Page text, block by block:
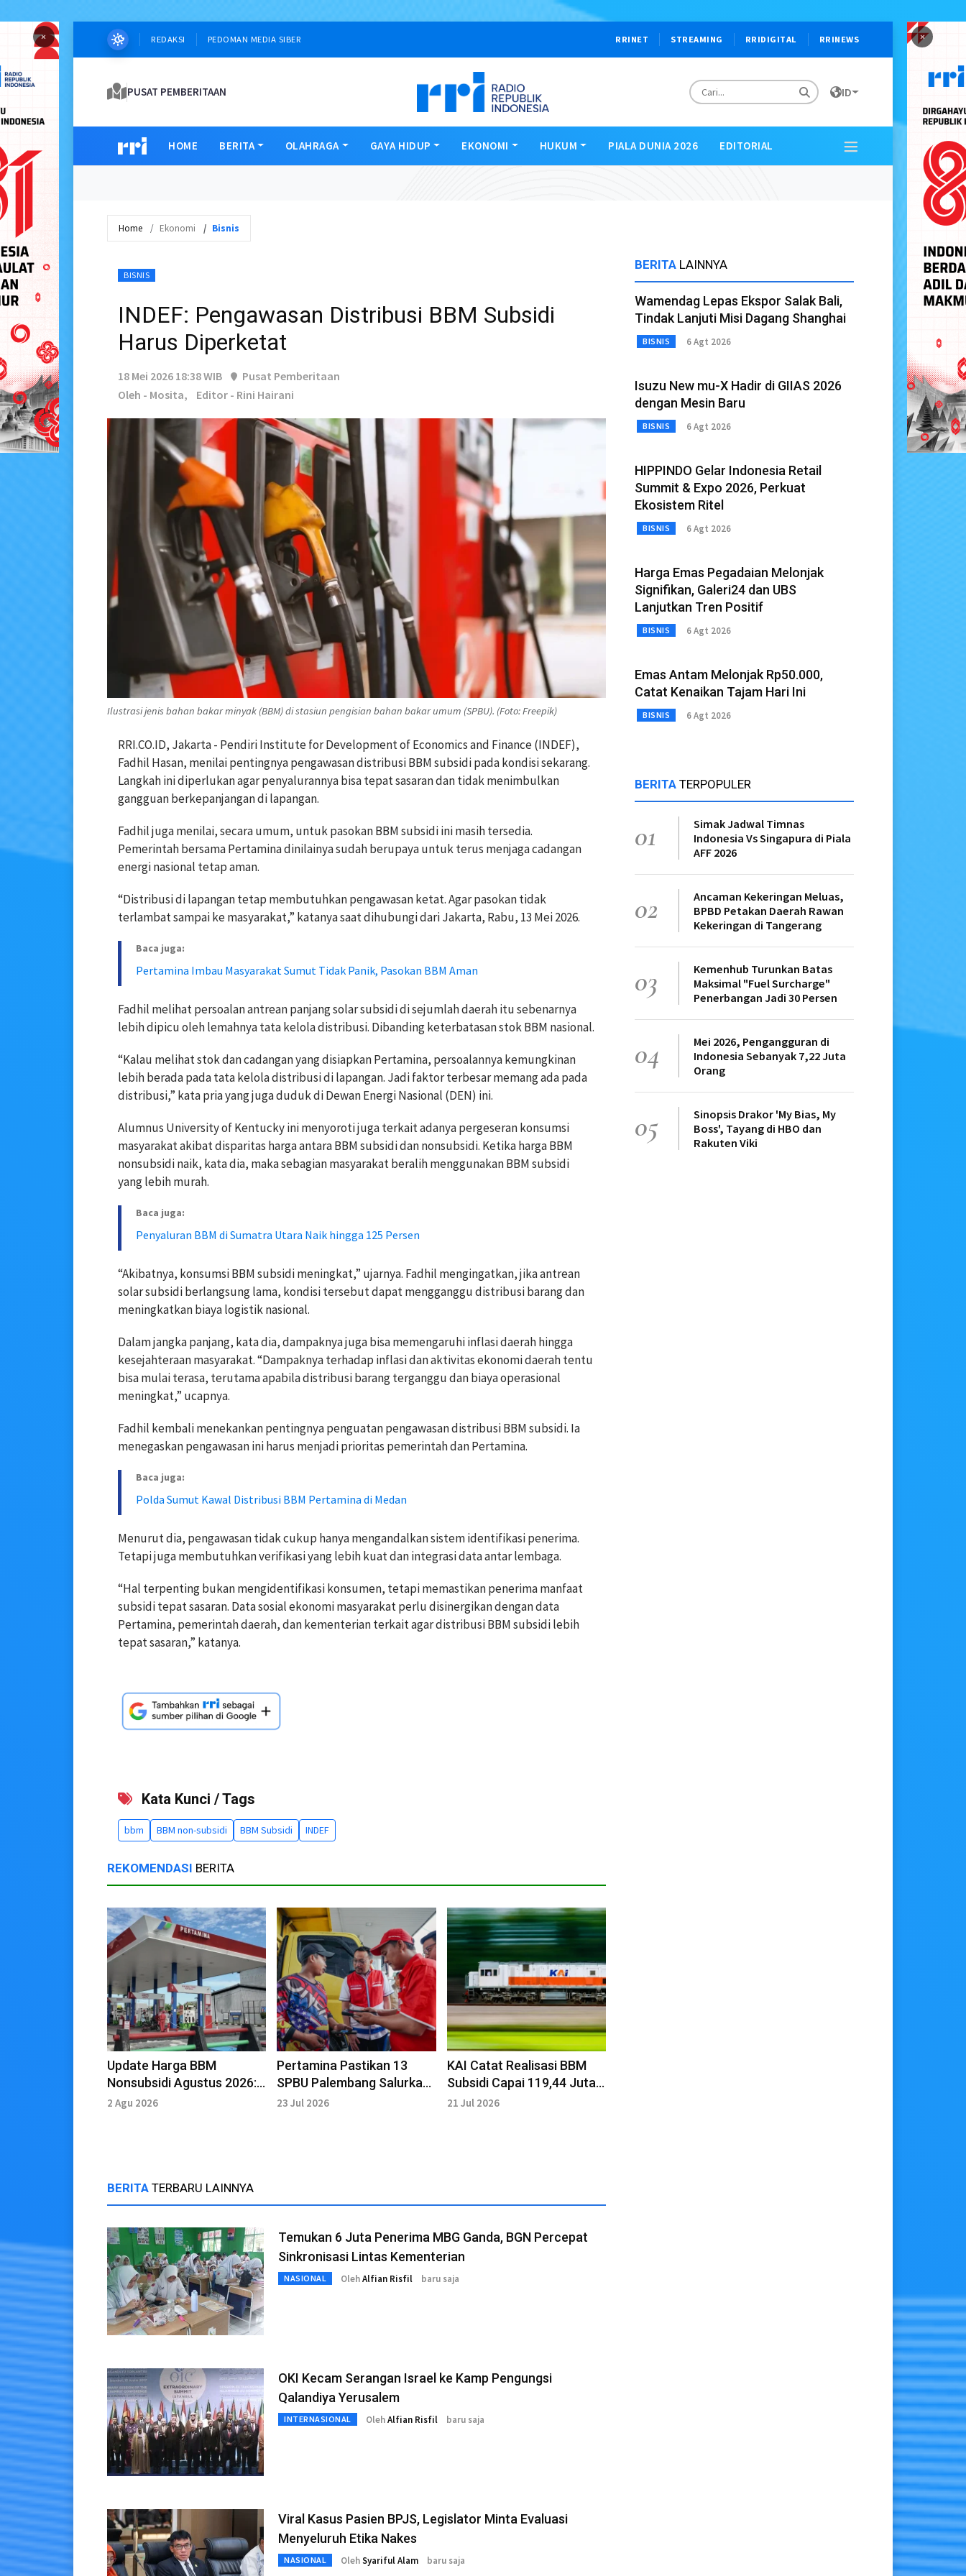
× ×
REDAKSI PEDOMAN MEDIA SIBER RRINET STREAMING RRIDIGITAL RRINEWS
PUSAT PEMBERITAAN ID
HOME BERITA OLAHRAGA GAYA HIDUP EKONOMI HUKUM PIALA DUNIA 2026 EDITORIAL
Home Ekonomi Bisnis
BISNIS
INDEF: Pengawasan Distribusi BBM Subsidi
Harus Diperketat
18 Mei 2026 18:38 WIB
Pusat Pemberitaan
Oleh - Mosita,
Editor - Rini Hairani
Ilustrasi jenis bahan bakar minyak (BBM) di stasiun pengisian bahan bakar umum (SPBU). (Foto: Freepik)
RRI.CO.ID, Jakarta - Pendiri Institute for Development of Economics and Finance (INDEF),
Fadhil Hasan, menilai pentingnya pengawasan distribusi BBM subsidi pada kondisi sekarang.
Langkah ini diperlukan agar penyalurannya bisa tepat sasaran dan tidak menimbulkan
gangguan berkepanjangan di lapangan.
Fadhil juga menilai, secara umum, untuk pasokan BBM subsidi ini masih tersedia.
Pemerintah bersama Pertamina dinilainya sudah berupaya untuk terus menjaga cadangan
energi nasional tetap aman.
“Distribusi di lapangan tetap membutuhkan pengawasan ketat. Agar pasokan tidak
terlambat sampai ke masyarakat,” katanya saat dihubungi dari Jakarta, Rabu, 13 Mei 2026.
Baca juga:
Pertamina Imbau Masyarakat Sumut Tidak Panik, Pasokan BBM Aman
Fadhil melihat persoalan antrean panjang solar subsidi di sejumlah daerah itu sebenarnya
lebih dipicu oleh lemahnya tata kelola distribusi. Dibanding keterbatasan stok BBM nasional.
“Kalau melihat stok dan cadangan yang disiapkan Pertamina, persoalannya kemungkinan
lebih berada pada tata kelola distribusi di lapangan. Jadi faktor terbesar memang ada pada
distribusi,” kata pria yang juga duduk di Dewan Energi Nasional (DEN) ini.
Alumnus University of Kentucky ini menyoroti juga terkait adanya pergeseran konsumsi
masyarakat akibat disparitas harga antara BBM subsidi dan nonsubsidi. Ketika harga BBM
nonsubsidi naik, kata dia, maka sebagian masyarakat beralih menggunakan BBM subsidi
yang lebih murah.
Baca juga:
Penyaluran BBM di Sumatra Utara Naik hingga 125 Persen
“Akibatnya, konsumsi BBM subsidi meningkat,” ujarnya. Fadhil mengingatkan, jika antrean
solar subsidi berlangsung lama, kondisi tersebut dapat mengganggu distribusi barang dan
meningkatkan biaya logistik nasional.
Dalam jangka panjang, kata dia, dampaknya juga bisa memengaruhi inflasi daerah hingga
kesejahteraan masyarakat. “Dampaknya terhadap inflasi dan aktivitas ekonomi daerah tentu
bisa mulai terasa, terutama apabila distribusi barang terganggu dan biaya operasional
meningkat,” ucapnya.
Fadhil kembali menekankan pentingnya penguatan pengawasan distribusi BBM subsidi. Ia
menegaskan pengawasan ini harus menjadi prioritas pemerintah dan Pertamina.
Baca juga:
Polda Sumut Kawal Distribusi BBM Pertamina di Medan
Menurut dia, pengawasan tidak cukup hanya mengandalkan sistem identifikasi penerima.
Tetapi juga membutuhkan verifikasi yang lebih kuat dan integrasi data antar lembaga.
“Hal terpenting bukan mengidentifikasi konsumen, tetapi memastikan penerima manfaat
subsidi tepat sasaran. Data sosial ekonomi masyarakat perlu disinergikan dengan data
Pertamina, pemerintah daerah, dan kementerian terkait agar distribusi BBM subsidi lebih
tepat sasaran,” katanya.
Kata Kunci / Tags
bbm BBM non-subsidi BBM Subsidi INDEF
REKOMENDASI BERITA
Update Harga BBM
Nonsubsidi Agustus 2026:
Bensin Turun
2 Agu 2026
Pertamina Pastikan 13
SPBU Palembang Salurkan
Biosolar 24 Jam
23 Jul 2026
KAI Catat Realisasi BBM
Subsidi Capai 119,44 Juta
Liter
21 Jul 2026
BERITA TERBARU LAINNYA
Temukan 6 Juta Penerima MBG Ganda, BGN Percepat
Sinkronisasi Lintas Kementerian
NASIONAL OlehAlfian Risfil baru saja
OKI Kecam Serangan Israel ke Kamp Pengungsi
Qalandiya Yerusalem
INTERNASIONAL OlehAlfian Risfil baru saja
Viral Kasus Pasien BPJS, Legislator Minta Evaluasi
Menyeluruh Etika Nakes
NASIONAL OlehSyariful Alam baru saja
BERITA LAINNYA
Wamendag Lepas Ekspor Salak Bali,
Tindak Lanjuti Misi Dagang Shanghai
BISNIS 6 Agt 2026
Isuzu New mu-X Hadir di GIIAS 2026
dengan Mesin Baru
BISNIS 6 Agt 2026
HIPPINDO Gelar Indonesia Retail
Summit & Expo 2026, Perkuat
Ekosistem Ritel
BISNIS 6 Agt 2026
Harga Emas Pegadaian Melonjak
Signifikan, Galeri24 dan UBS
Lanjutkan Tren Positif
BISNIS 6 Agt 2026
Emas Antam Melonjak Rp50.000,
Catat Kenaikan Tajam Hari Ini
BISNIS 6 Agt 2026
BERITA TERPOPULER
01
Simak Jadwal Timnas
Indonesia Vs Singapura di Piala
AFF 2026
02
Ancaman Kekeringan Meluas,
BPBD Petakan Daerah Rawan
Kekeringan di Tangerang
03
Kemenhub Turunkan Batas
Maksimal "Fuel Surcharge"
Penerbangan Jadi 30 Persen
04
Mei 2026, Pengangguran di
Indonesia Sebanyak 7,22 Juta
Orang
05
Sinopsis Drakor 'My Bias, My
Boss', Tayang di HBO dan
Rakuten Viki